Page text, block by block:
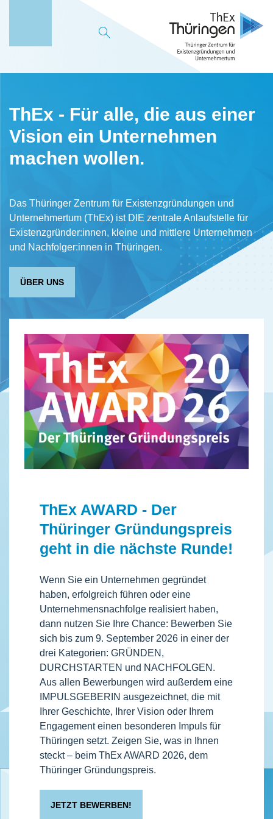
ThEx - Für alle, die aus einer
Vision ein Unternehmen
machen wollen.
Das Thüringer Zentrum für Existenzgründungen und
Unternehmertum (ThEx) ist DIE zentrale Anlaufstelle für
Existenzgründer:innen, kleine und mittlere Unternehmen
und Nachfolger:innen in Thüringen.
ÜBER UNS
ThEx AWARD - Der
Thüringer Gründungspreis
geht in die nächste Runde!
Wenn Sie ein Unternehmen gegründet
haben, erfolgreich führen oder eine
Unternehmensnachfolge realisiert haben,
dann nutzen Sie Ihre Chance: Bewerben Sie
sich bis zum 9. September 2026 in einer der
drei Kategorien: GRÜNDEN,
DURCHSTARTEN und NACHFOLGEN.
Aus allen Bewerbungen wird außerdem eine
IMPULSGEBERIN ausgezeichnet, die mit
Ihrer Geschichte, Ihrer Vision oder Ihrem
Engagement einen besonderen Impuls für
Thüringen setzt. Zeigen Sie, was in Ihnen
steckt – beim ThEx AWARD 2026, dem
Thüringer Gründungspreis.
JETZT BEWERBEN!